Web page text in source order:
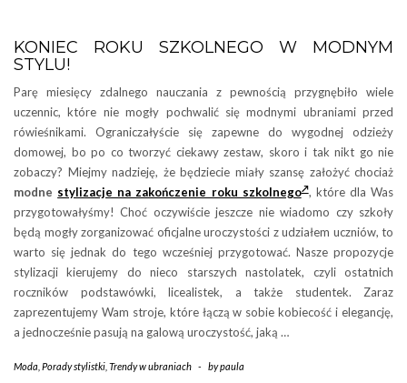
KONIEC ROKU SZKOLNEGO W MODNYM
STYLU!
Parę miesięcy zdalnego nauczania z pewnością przygnębiło wiele
uczennic, które nie mogły pochwalić się modnymi ubraniami przed
rówieśnikami. Ograniczałyście się zapewne do wygodnej odzieży
domowej, bo po co tworzyć ciekawy zestaw, skoro i tak nikt go nie
zobaczy? Miejmy nadzieję, że będziecie miały szansę założyć chociaż
modne stylizacje na zakończenie roku szkolnego , które dla Was
przygotowałyśmy! Choć oczywiście jeszcze nie wiadomo czy szkoły
będą mogły zorganizować oficjalne uroczystości z udziałem uczniów, to
warto się jednak do tego wcześniej przygotować. Nasze propozycje
stylizacji kierujemy do nieco starszych nastolatek, czyli ostatnich
roczników podstawówki, licealistek, a także studentek. Zaraz
zaprezentujemy Wam stroje, które łączą w sobie kobiecość i elegancję,
a jednocześnie pasują na galową uroczystość, jaką …
Moda Porady stylistki Trendy w ubraniach - bypaula